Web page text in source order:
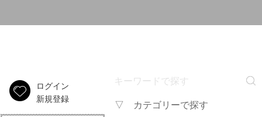
ログイン
新規登録
▽ カテゴリーで探す